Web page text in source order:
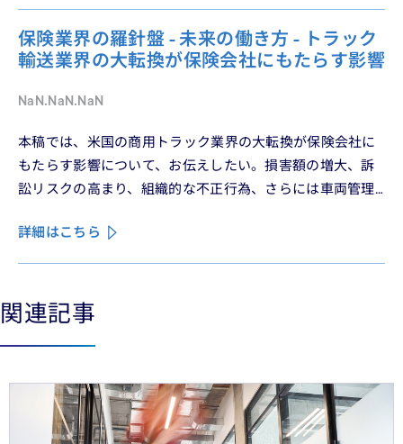
保険業界の羅針盤 - 未来の働き方 - トラック
輸送業界の大転換が保険会社にもたらす影響
NaN.NaN.NaN
本稿では、米国の商用トラック業界の大転換が保険会社に
もたらす影響について、お伝えしたい。損害額の増大、訴
訟リスクの高まり、組織的な不正行為、さらには車両管理
ある。
詳細はこちら
See more See less
関連記事